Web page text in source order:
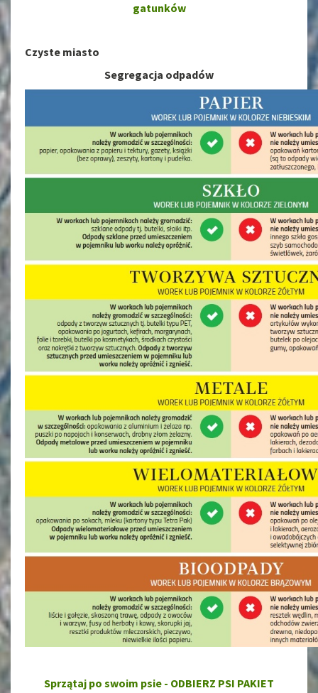
gatunków
Czyste miasto
Segregacja odpadów
Sprzątaj po swoim psie - ODBIERZ PSI PAKIET